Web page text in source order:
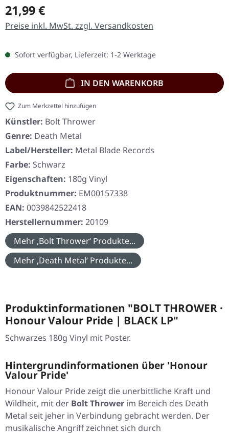
Regulärer Preis:
21,99 €
Preise inkl. MwSt. zzgl. Versandkosten
Sofort verfügbar, Lieferzeit: 1-2 Werktage
IN DEN WARENKORB
Zum Merkzettel hinzufügen
Künstler: Bolt Thrower
Genre: Death Metal
Label/Hersteller: Metal Blade Records
Farbe: Schwarz
Eigenschaften: 180g Vinyl
Produktnummer: EM00157338
EAN: 0039842522418
Herstellernummer: 20109
Mehr ‚Bolt Thrower‘ Produkte...
Mehr ‚Death Metal‘ Produkte...
Produktinformationen "BOLT THROWER ·
Honour Valour Pride | BLACK LP"
Schwarzes 180g Vinyl mit Poster.
Hintergrundinformationen über 'Honour
Valour Pride'
Honour Valour Pridezeigt die unerbittliche Kraft und
Wildheit, mit der Bolt Thrower im Bereich des Death
Metal seit jeher in Verbindung gebracht werden. Der
musikalische Angriff zeichnet sich durch